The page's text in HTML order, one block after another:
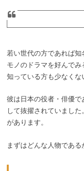
若い世代の方であれば
モノのドラマを好んで
知っている方も少なくな
彼は日本の役者・俳優で
して抜擢されていまし
があります。
まずはどんな人物である